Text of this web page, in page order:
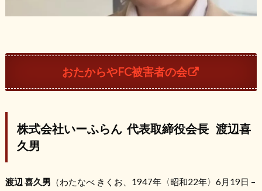
おたからやFC被害者の会
株式会社いーふらん 代表取締役会長 渡辺喜
久男
渡辺 喜久男 （わたなべ きくお、1947年〈昭和22年〉6月19日 –